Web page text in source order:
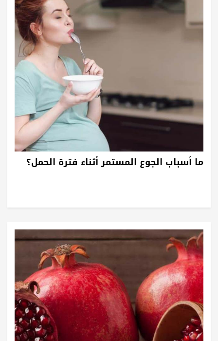
ما أسباب الجوع المستمر أثناء فترة الحمل؟